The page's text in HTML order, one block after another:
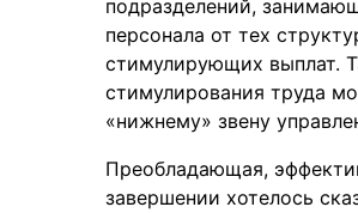
подразделений,
персонала от тех
стимулирующих выплат.
стимулирования труда
«нижнему» звену
Преобладающая,
завершении хотелось